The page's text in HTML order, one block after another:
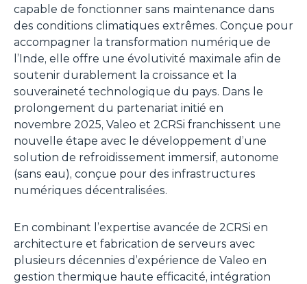
capable de fonctionner sans maintenance dans
des conditions climatiques extrêmes. Conçue pour
accompagner la transformation numérique de
l’Inde, elle offre une évolutivité maximale afin de
soutenir durablement la croissance et la
souveraineté technologique du pays. Dans le
prolongement du partenariat initié en
novembre 2025, Valeo et 2CRSi franchissent une
nouvelle étape avec le développement d’une
solution de refroidissement immersif, autonome
(sans eau), conçue pour des infrastructures
numériques décentralisées.
En combinant l’expertise avancée de 2CRSi en
architecture et fabrication de serveurs avec
plusieurs décennies d’expérience de Valeo en
gestion thermique haute efficacité, intégration